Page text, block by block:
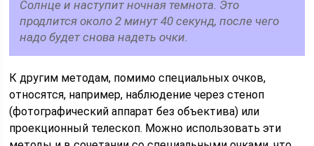
Солнце и наступит ночная темнота. Это
продлится около 2 минут 40 секунд, после чего
надо будет снова надеть очки.
К другим методам, помимо специальных очков,
относятся, например, наблюдение через стеноп
(фотографический аппарат без объектива) или
проекционный телескоп. Можно использовать эти